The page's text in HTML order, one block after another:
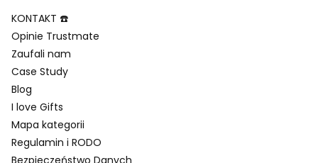
KONTAKT ☎️
Opinie Trustmate
Zaufali nam
Case Study
Blog
I love Gifts
Mapa kategorii
Regulamin i RODO
Bezpieczeństwo Danych